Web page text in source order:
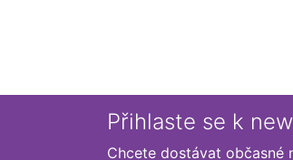
Přihlaste se k
Chcete dostávat občasné